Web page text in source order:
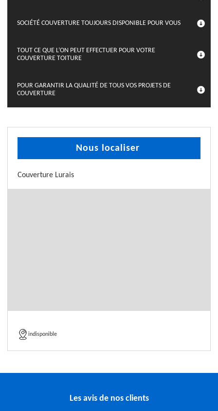
SOCIÉTÉ COUVERTURE TOUJOURS DISPONIBLE POUR VOUS
TOUT CE QUE L’ON PEUT EFFECTUER POUR VOTRE
COUVERTURE TOITURE
POUR GARANTIR LA QUALITÉ DE TOUS VOS PROJETS DE
COUVERTURE
Nous localiser
Couverture Lurais
indisponible
Les avis de nos clients